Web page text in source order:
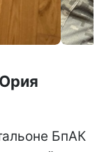
БпАК